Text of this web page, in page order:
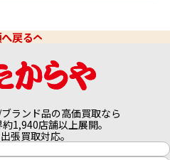
2026年6月買取
SV925 リング 2.5g
戻る
ランド品の高価買取なら
1,940店舗以上展開。
張買取対応。